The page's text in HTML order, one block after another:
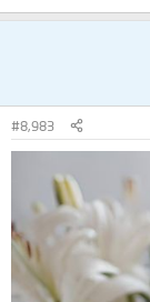
#8,983